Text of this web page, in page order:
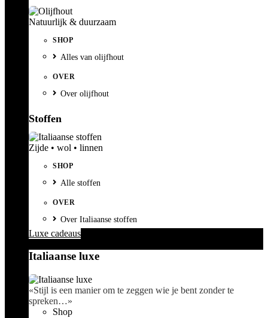
Natuurlijk & duurzaam
SHOP
Alles van olijfhout
OVER
Over olijfhout
Stoffen
Zijde • wol • linnen
SHOP
Alle stoffen
OVER
Over Italiaanse stoffen
Luxe cadeaus
Italiaanse luxe
«Stijl is een manier om te zeggen wie je bent zonder te
spreken…»
Shop